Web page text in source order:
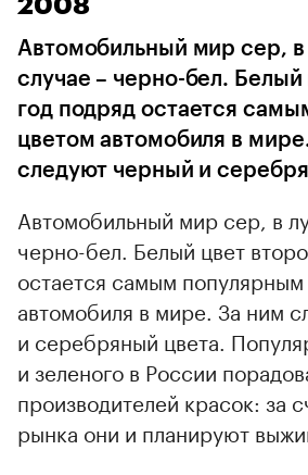
2008
Автомобильный мир сер,
случае – черно-бел. Белый
год подряд остается
цветом автомобиля в
следуют черный и
Автомобильный мир сер, в
черно-бел. Белый цвет
остается самым
автомобиля в мире. За ним
и серебряный цвета.
и зеленого в России
производителей красок: за
рынка они и планируют